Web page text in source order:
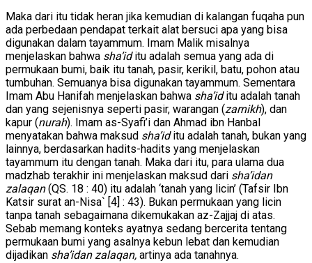
Maka dari itu tidak heran jika kemudian di kalangan fuqaha pun
ada perbedaan pendapat terkait alat bersuci apa yang bisa
digunakan dalam tayammum. Imam Malik misalnya
menjelaskan bahwa sha’iditu adalah semua yang ada di
permukaan bumi, baik itu tanah, pasir, kerikil, batu, pohon atau
tumbuhan. Semuanya bisa digunakan tayammum. Sementara
Imam Abu Hanifah menjelaskan bahwa sha’iditu adalah tanah
dan yang sejenisnya seperti pasir, warangan (zarnikh), dan
kapur (nurah). Imam as-Syafi’i dan Ahmad ibn Hanbal
menyatakan bahwa maksud sha’iditu adalah tanah, bukan yang
lainnya, berdasarkan hadits-hadits yang menjelaskan
tayammum itu dengan tanah. Maka dari itu, para ulama dua
madzhab terakhir ini menjelaskan maksud dari sha’idan
zalaqan(QS. 18 : 40) itu adalah ‘tanah yang licin’ (Tafsir Ibn
Katsir surat an-Nisa` [4] : 43). Bukan permukaan yang licin
tanpa tanah sebagaimana dikemukakan az-Zajjaj di atas.
Sebab memang konteks ayatnya sedang bercerita tentang
permukaan bumi yang asalnya kebun lebat dan kemudian
dijadikan sha’idan zalaqan, artinya ada tanahnya.